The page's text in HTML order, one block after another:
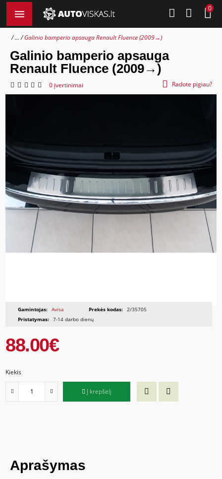
0
... Galinio bamperio apsauga Renault Fluence (2009→)
Galinio bamperio apsauga
Renault Fluence (2009→)
0 įvertinimai Radote pigiau?
Gamintojas: Avisa Prekės kodas: 2/35705
Pristatymas: 7-14 darbo dienų
88.00€
Kiekis
Į krepšelį
Aprašymas